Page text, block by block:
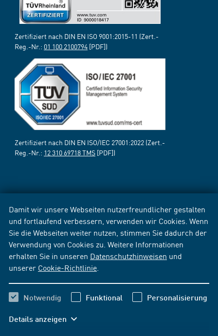
Damit wir unsere Webseiten nutzerfreundlicher gestalten
und fortlaufend verbessern, verwenden wir Cookies. Wenn
Sie die Webseiten weiter nutzen, stimmen Sie dadurch der
Verwendung von Cookies zu. Weitere Informationen
erhalten Sie in unseren Datenschutzhinweisen und
unserer Cookie-Richtlinie
Notwendig Funktional Personalisierung
Details anzeigen
Zertifiziert nach DIN EN ISO 9001:2015-11 (Zert.-
Reg.-Nr.: 01 100 2100794 [PDF])
Zertifiziert nach DIN EN ISO/IEC 27001:2022 (Zert.-
Reg.-Nr.: 12 310 69718 TMS [PDF])